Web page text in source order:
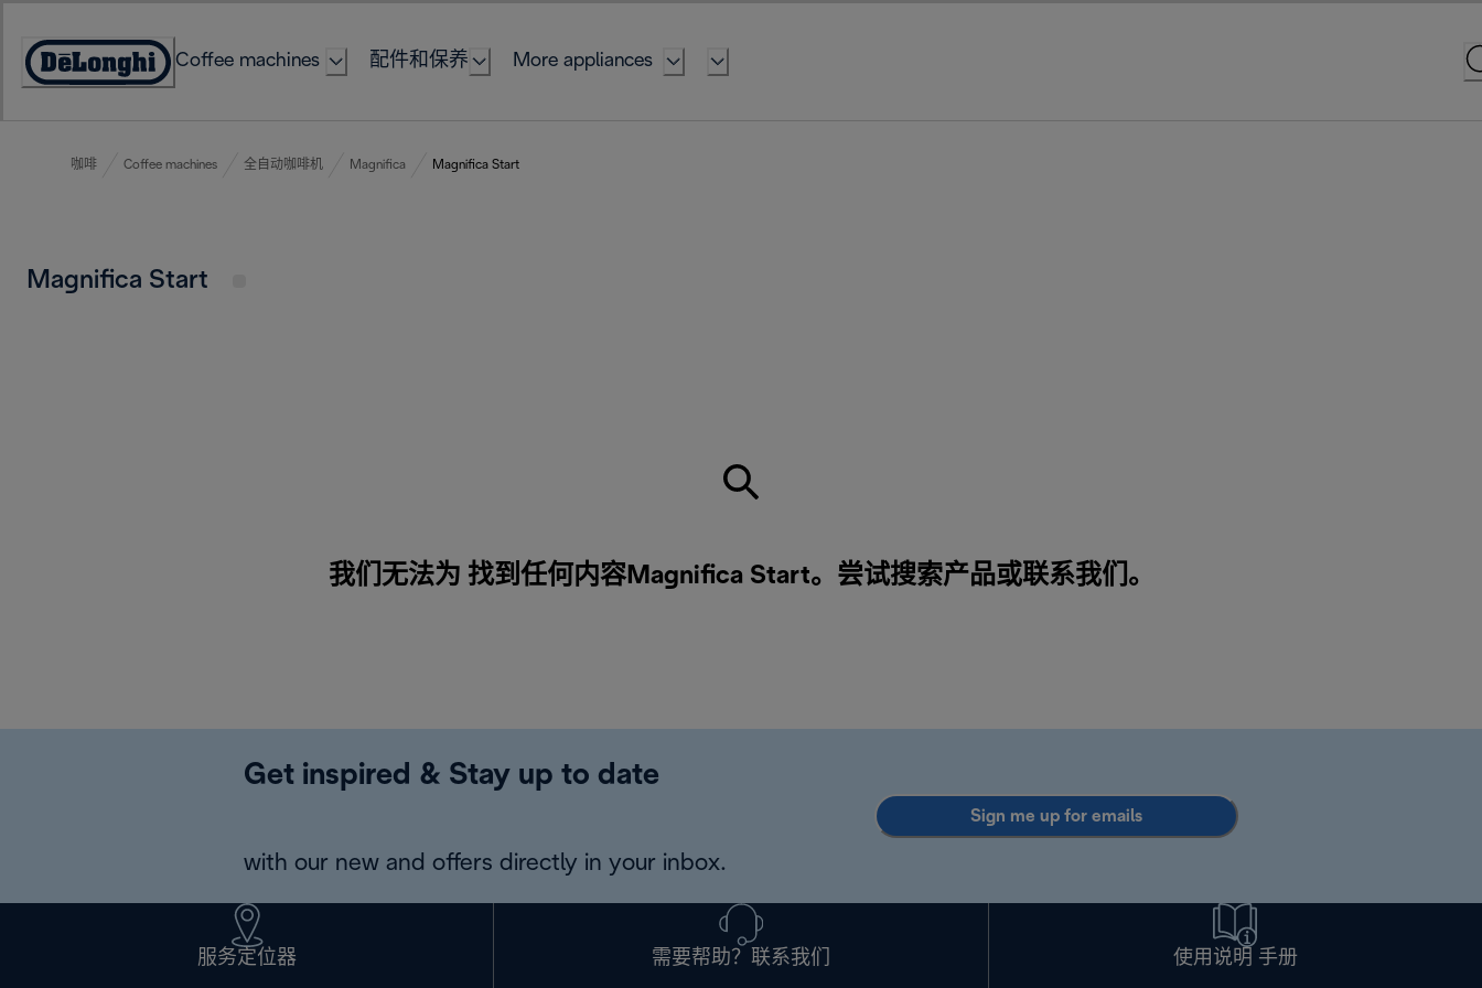
Content
Accessibility
Coffee machines 配件和保养 More appliances
咖啡 Coffee machines 全自动咖啡机 Magnifica Magnifica Start
Magnifica Start
我们无法为 找到任何内容Magnifica Start。尝试搜索产品或联系我们 。
Get inspired & Stay up to date
with our new and offers directly in your inbox.
Sign me up for emails
服务定位器 需要帮助？联系我们 使用说明 手册